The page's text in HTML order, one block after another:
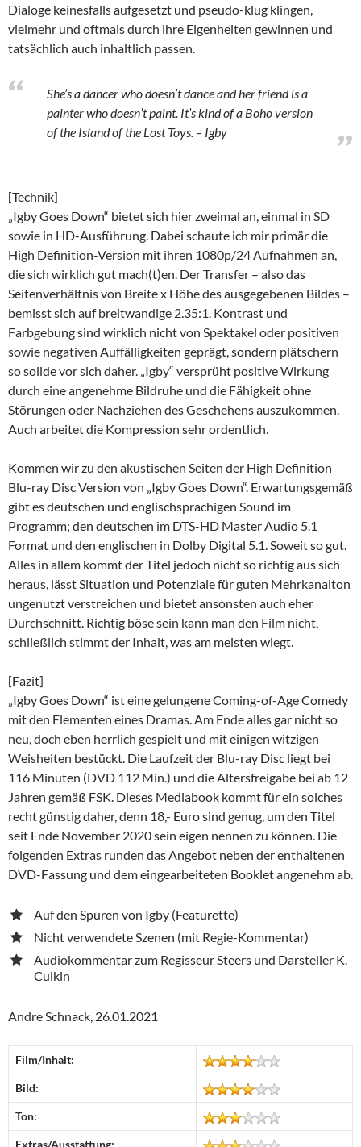
Dialoge keinesfalls aufgesetzt und pseudo-klug klingen,
vielmehr und oftmals durch ihre Eigenheiten gewinnen und
tatsächlich auch inhaltlich passen.
She’s a dancer who doesn’t dance and her friend is a
painter who doesn’t paint. It’s kind of a Boho version
of the Island of the Lost Toys. – Igby
[Technik]
„Igby Goes Down“ bietet sich hier zweimal an, einmal in SD
sowie in HD-Ausführung. Dabei schaute ich mir primär die
High Definition-Version mit ihren 1080p/24 Aufnahmen an,
die sich wirklich gut mach(t)en. Der Transfer – also das
Seitenverhältnis von Breite x Höhe des ausgegebenen Bildes –
bemisst sich auf breitwandige 2.35:1. Kontrast und
Farbgebung sind wirklich nicht von Spektakel oder positiven
sowie negativen Auffälligkeiten geprägt, sondern plätschern
so solide vor sich daher. „Igby“ versprüht positive Wirkung
durch eine angenehme Bildruhe und die Fähigkeit ohne
Störungen oder Nachziehen des Geschehens auszukommen.
Auch arbeitet die Kompression sehr ordentlich.
Kommen wir zu den akustischen Seiten der High Definition
Blu-ray Disc Version von „Igby Goes Down“. Erwartungsgemäß
gibt es deutschen und englischsprachigen Sound im
Programm; den deutschen im DTS-HD Master Audio 5.1
Format und den englischen in Dolby Digital 5.1. Soweit so gut.
Alles in allem kommt der Titel jedoch nicht so richtig aus sich
heraus, lässt Situation und Potenziale für guten Mehrkanalton
ungenutzt verstreichen und bietet ansonsten auch eher
Durchschnitt. Richtig böse sein kann man den Film nicht,
schließlich stimmt der Inhalt, was am meisten wiegt.
[Fazit]
„Igby Goes Down“ ist eine gelungene Coming-of-Age Comedy
mit den Elementen eines Dramas. Am Ende alles gar nicht so
neu, doch eben herrlich gespielt und mit einigen witzigen
Weisheiten bestückt. Die Laufzeit der Blu-ray Disc liegt bei
116 Minuten (DVD 112 Min.) und die Altersfreigabe bei ab 12
Jahren gemäß FSK. Dieses Mediabook kommt für ein solches
recht günstig daher, denn 18,- Euro sind genug, um den Titel
seit Ende November 2020 sein eigen nennen zu können. Die
folgenden Extras runden das Angebot neben der enthaltenen
DVD-Fassung und dem eingearbeiteten Booklet angenehm ab.
Auf den Spuren von Igby (Featurette)
Nicht verwendete Szenen (mit Regie-Kommentar)
Audiokommentar zum Regisseur Steers und Darsteller K.
Culkin
Andre Schnack, 26.01.2021
Film/Inhalt:
Bild:
Ton:
Extras/Ausstattung: